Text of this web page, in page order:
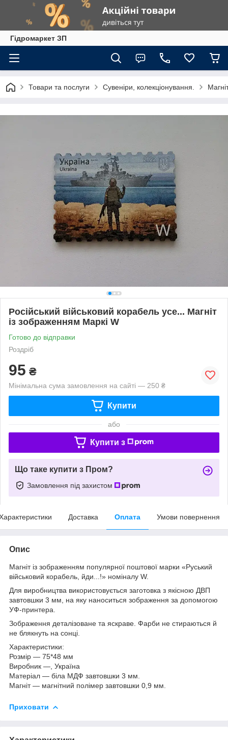
Гiдромаркет ЗП
Товари та послуги Сувеніри, колекціонування.
Російський військовий корабель усе... Магніт
із зображенням Маркі W
Готово до відправки
Роздріб
95 ₴
Мінімальна сума замовлення на сайті — 250 ₴
Купити
або
Купити з
Що таке купити з Пром?
Замовлення під захистом
Доставка Оплата Умови повернення
Опис
Магніт із зображенням популярної поштової марки «Руський
військовий корабель, йди...!» номіналу W.
Для виробництва використовується заготовка з якісною ДВП
завтовшки 3 мм, на яку наноситься зображення за допомогою
УФ-принтера.
Зображення деталізоване та яскраве. Фарби не стираються й
не блякнуть на сонці.
Характеристики:
Розмір — 75*48 мм
Виробник —, Україна
Матеріал — біла МДФ завтовшки 3 мм.
Магніт — магнітний полімер завтовшки 0,9 мм.
Приховати